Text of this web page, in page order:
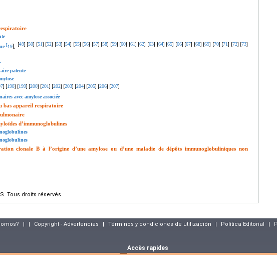
[19], [49] [50] [51] [52] [53] [54] [55] [56] [57] [58] [59] [60] [61] [62] [63] [64] [65] [66] [67] [68] [69] [70] [71] [72] [73]
patente
] [198] [199] [200] [201] [202] [203] [204] [205] [206] [207]
avec amylose associée
bas appareil respiratoire
d’immunoglobulines
clonale B à l’origine d’une amylose ou d’une maladie de dépôts immunoglobuliniques non
Tous droits réservés.
| | Copyright - Advertencias | Términos y condiciones de utilización | Política Editorial |
Accès rapides